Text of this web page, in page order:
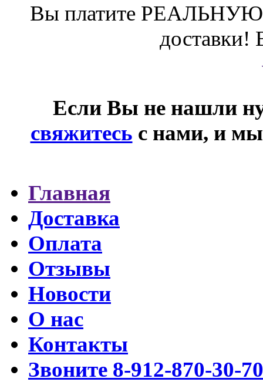
Вы платите
доставки!
Если Вы не нашли
свяжитесь с нами, и мы
Главная
Доставка
Оплата
Отзывы
Новости
О нас
Контакты
Звоните 8-912-870-30-70